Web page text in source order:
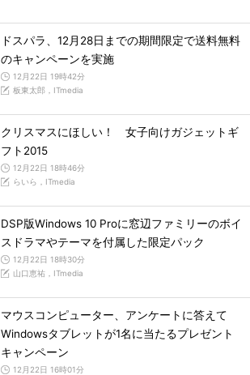
ドスパラ、12月28日までの期間限定で送料無料
のキャンペーンを実施
12月22日 19時42分
板東太郎，ITmedia
クリスマスにほしい！ 女子向けガジェットギ
フト2015
12月22日 18時46分
らいら，ITmedia
DSP版Windows 10 Proに窓辺ファミリーのボイ
スドラマやテーマを付属した限定パック
12月22日 18時30分
山口恵祐，ITmedia
マウスコンピューター、アンケートに答えて
Windowsタブレットが1名に当たるプレゼント
キャンペーン
12月22日 16時01分